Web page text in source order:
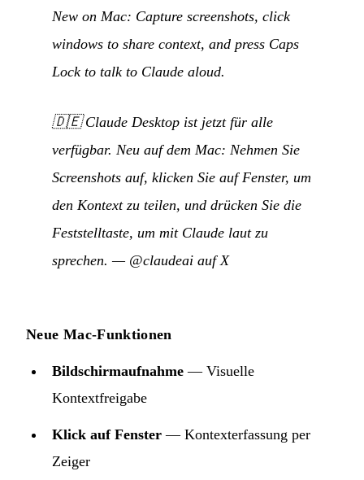
New on Mac: Capture screenshots, click
windows to share context, and press Caps
Lock to talk to Claude aloud.
🇩🇪Claude Desktop ist jetzt für alle
verfügbar. Neu auf dem Mac: Nehmen Sie
Screenshots auf, klicken Sie auf Fenster, um
den Kontext zu teilen, und drücken Sie die
Feststelltaste, um mit Claude laut zu
sprechen. — @claudeai auf X
Neue Mac-Funktionen
Bildschirmaufnahme — Visuelle
Kontextfreigabe
Klick auf Fenster — Kontexterfassung per
Zeiger